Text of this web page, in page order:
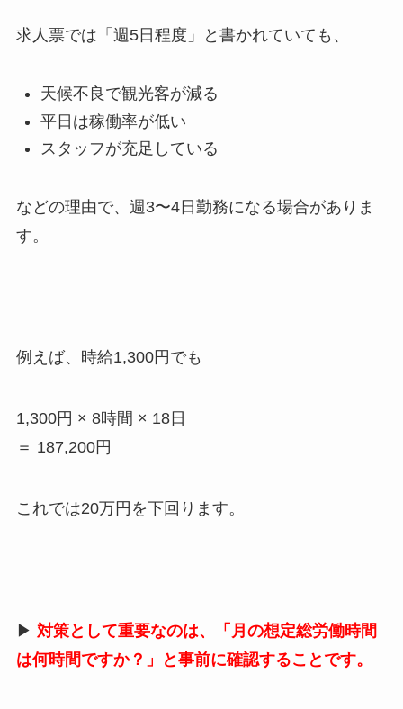
求人票では「週5日程度」と書かれていても、
天候不良で観光客が減る
平日は稼働率が低い
スタッフが充足している
などの理由で、週 3〜4日勤務になる場合がありま
す。
例えば、時給1,300円でも
1,300円 × 8時間 × 18日
＝ 187,200円
これでは20万円を下回ります。
▶ 対策として重要なのは、「月の想定総労働時間
は何時間ですか？」と事前に確認することです。